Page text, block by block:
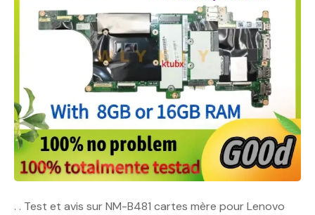
. . Test et avis sur NM-B481 cartes mère pour Lenovo